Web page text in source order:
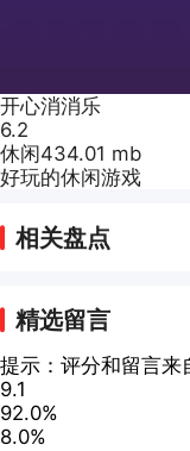
开心消消乐
6.2
休闲434.01 mb
好玩的休闲游戏
相关盘点
精选留言
提示：评分和留言来
9.1
92.0%
8.0%